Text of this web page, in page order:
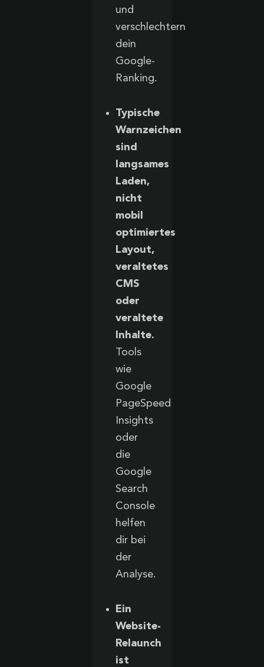
und
verschlechtern
dein
Google-
Ranking.
Typische
Warnzeichen
sind
langsames
Laden,
nicht
mobil
optimiertes
Layout,
veraltetes
CMS
oder
veraltete
Inhalte.
Tools
wie
Google
PageSpeed
Insights
oder
die
Google
Search
Console
helfen
dir bei
der
Analyse.
Ein
Website-
Relaunch
ist